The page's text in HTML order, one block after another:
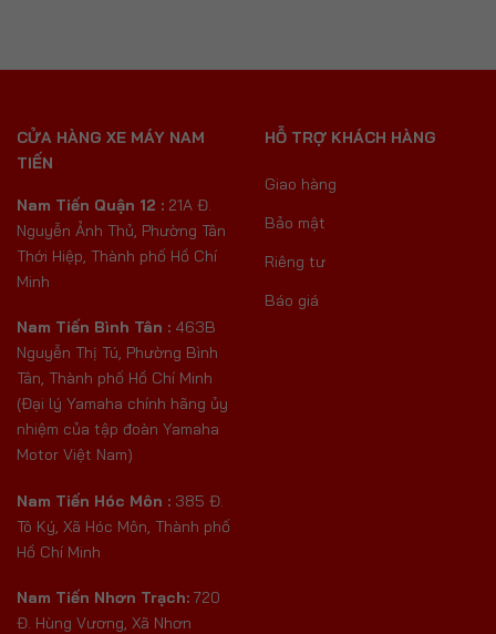
CỬA HÀNG XE MÁY NAM
TIẾN
Nam Tiến Quận 12 : 21A Đ.
Nguyễn Ảnh Thủ, Phường Tân
Thới Hiệp, Thành phố Hồ Chí
Minh
Nam Tiến Bình Tân : 463B
Nguyễn Thị Tú, Phường Bình
Tân, Thành phố Hồ Chí Minh
(Đại lý Yamaha chính hãng ủy
nhiệm của tập đoàn Yamaha
Motor Việt Nam)
Nam Tiến Hóc Môn : 385 Đ.
Tô Ký, Xã Hóc Môn, Thành phố
Hồ Chí Minh
Nam Tiến Nhơn Trạch: 720
Đ. Hùng Vương, Xã Nhơn
HỖ TRỢ KHÁCH HÀNG
Giao hàng
Bảo mật
Riêng tư
Báo giá